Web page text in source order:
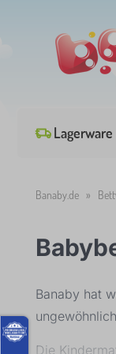
Lagerware
Banaby.de »
Banaby hat
Die